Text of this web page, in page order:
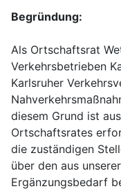
Begründung:
Als Ortschaftsrat
Verkehrsbetrieben
Karlsruher
diesem Grund ist
Ortschaftsrates
die zuständigen
über den aus
Ergänzungsbedarf